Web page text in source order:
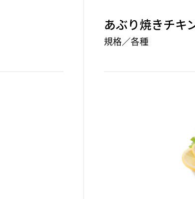
あぶり焼きチキ
規格／各種